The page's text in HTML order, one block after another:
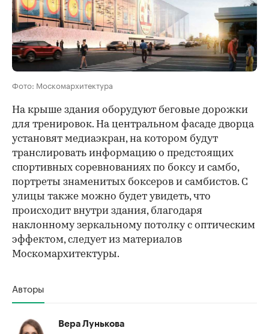
Фото: Москомархитектура
На крыше здания оборудуют беговые дорожки
для тренировок. На центральном фасаде дворца
установят медиаэкран, на котором будут
транслировать информацию о предстоящих
спортивных соревнованиях по боксу и самбо,
портреты знаменитых боксеров и самбистов. С
улицы также можно будет увидеть, что
происходит внутри здания, благодаря
наклонному зеркальному потолку с оптическим
эффектом, следует из материалов
Москомархитектуры.
Авторы
Вера Лунькова